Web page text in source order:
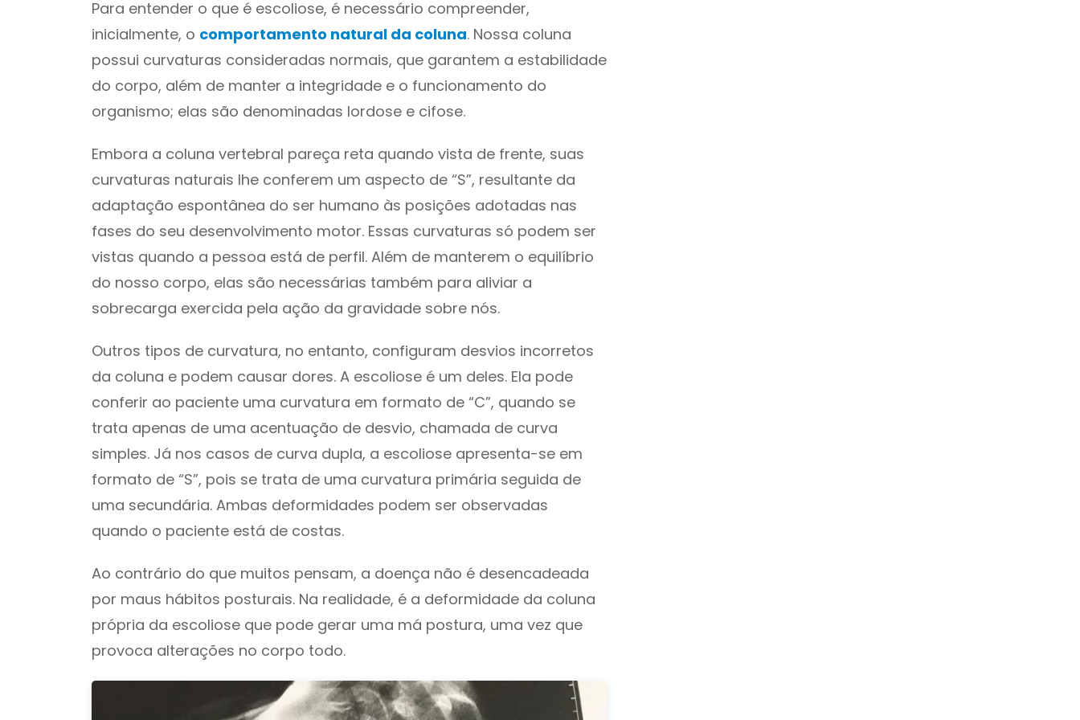
Para entender o que é escoliose, é necessário compreender,
inicialmente, o comportamento natural da coluna. Nossa coluna
possui curvaturas consideradas normais, que garantem a estabilidade
do corpo, além de manter a integridade e o funcionamento do
organismo; elas são denominadas lordose e cifose.
Embora a coluna vertebral pareça reta quando vista de frente, suas
curvaturas naturais lhe conferem um aspecto de “S”, resultante da
adaptação espontânea do ser humano às posições adotadas nas
fases do seu desenvolvimento motor. Essas curvaturas só podem ser
vistas quando a pessoa está de perfil. Além de manterem o equilíbrio
do nosso corpo, elas são necessárias também para aliviar a
sobrecarga exercida pela ação da gravidade sobre nós.
Outros tipos de curvatura, no entanto, configuram desvios incorretos
da coluna e podem causar dores. A escoliose é um deles. Ela pode
conferir ao paciente uma curvatura em formato de “C”, quando se
trata apenas de uma acentuação de desvio, chamada de curva
simples. Já nos casos de curva dupla, a escoliose apresenta-se em
formato de “S”, pois se trata de uma curvatura primária seguida de
uma secundária. Ambas deformidades podem ser observadas
quando o paciente está de costas.
Ao contrário do que muitos pensam, a doença não é desencadeada
por maus hábitos posturais. Na realidade, é a deformidade da coluna
própria da escoliose que pode gerar uma má postura, uma vez que
provoca alterações no corpo todo.